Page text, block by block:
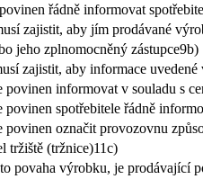
řádně informovat
zajistit, aby jím prodávané
jeho zplnomocněný zástupce9b)
zajistit, aby informace uvedené
povinen informovat v souladu s
povinen spotřebitele řádně
povinen označit provozovnu
tržiště (tržnice)11c)
povaha výrobku, je prodávající